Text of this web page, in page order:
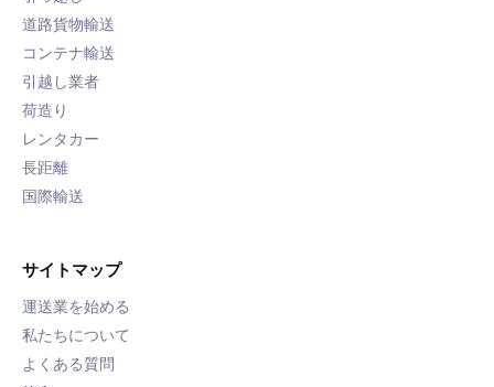
道路貨物輸送
コンテナ輸送
引越し業者
荷造り
レンタカー
長距離
国際輸送
サイトマップ
運送業を始める
私たちについて
よくある質問